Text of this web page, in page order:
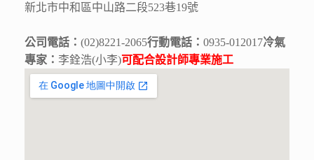
新北市中和區中山路二段523巷19號
公司電話： (02)8221-2065行動電話： 0935-012017冷氣
專家： 李銓浩(小李)可配合設計師專業施工